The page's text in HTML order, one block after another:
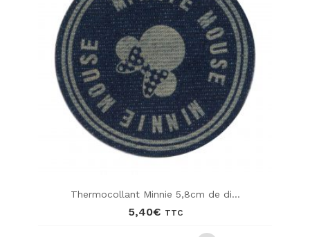
Thermocollant Minnie 5,8cm de di...
5,40€ TTC